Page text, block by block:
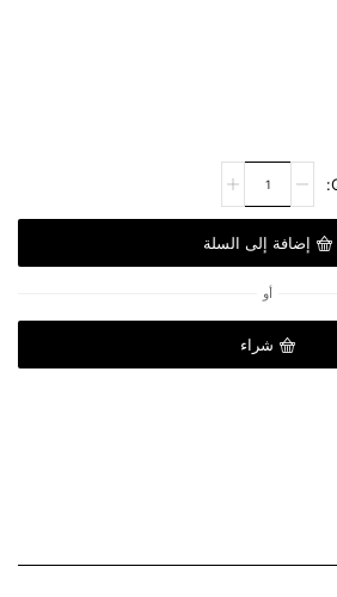
إضافة إلى السلة
أو
شراء